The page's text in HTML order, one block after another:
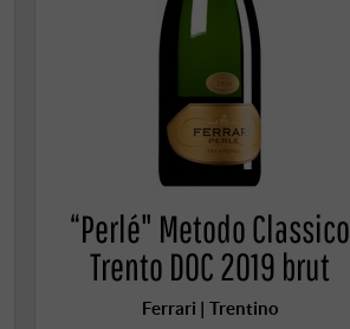
“Perlé" Metodo Classico
Trento DOC 2019 brut
Ferrari | Trentino